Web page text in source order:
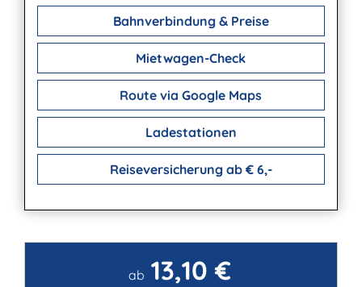
Bahnverbindung & Preise
Mietwagen-Check
Route via Google Maps
Ladestationen
Reiseversicherung ab € 6,-
ab 13,10 €